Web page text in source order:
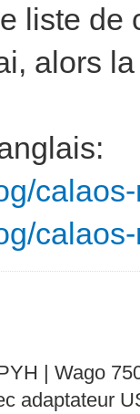
liste
alors
| Wago
adaptateur